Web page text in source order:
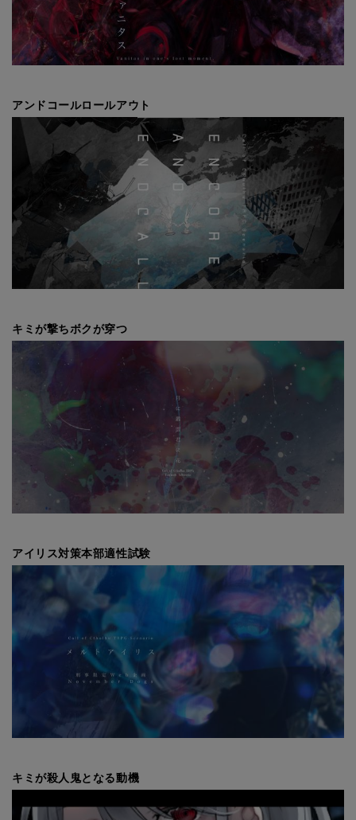
アンドコールロールアウト
キミが撃ちボクが穿つ
アイリス対策本部適性試験
キミが殺人鬼となる動機